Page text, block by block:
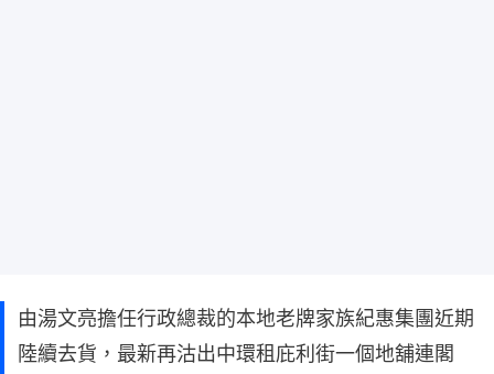
由湯文亮擔任行政總裁的本地老牌家族紀惠集團近期
陸續去貨，最新再沽出中環租庇利街一個地舖連閣